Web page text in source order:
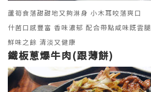
蘆筍食落甜甜地又夠淋身 小木耳咬落爽口
什菌口感豐富 香味濃郁 配合帶點咸味既雲腿
鮮味之餘 清淡又健康
鐵板蔥爆牛肉(跟薄餅)